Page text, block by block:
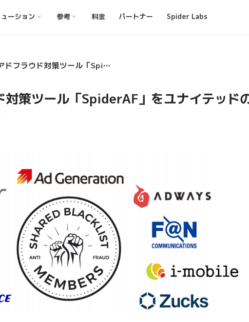
ーション 参考 料金 パートナー Spider Labs
​Phybbit、アドフラウド対策ツール「SpiderAF」をユナイテッドの「adstir」に提供開始。
策ツール「SpiderAF」をユナイテッド